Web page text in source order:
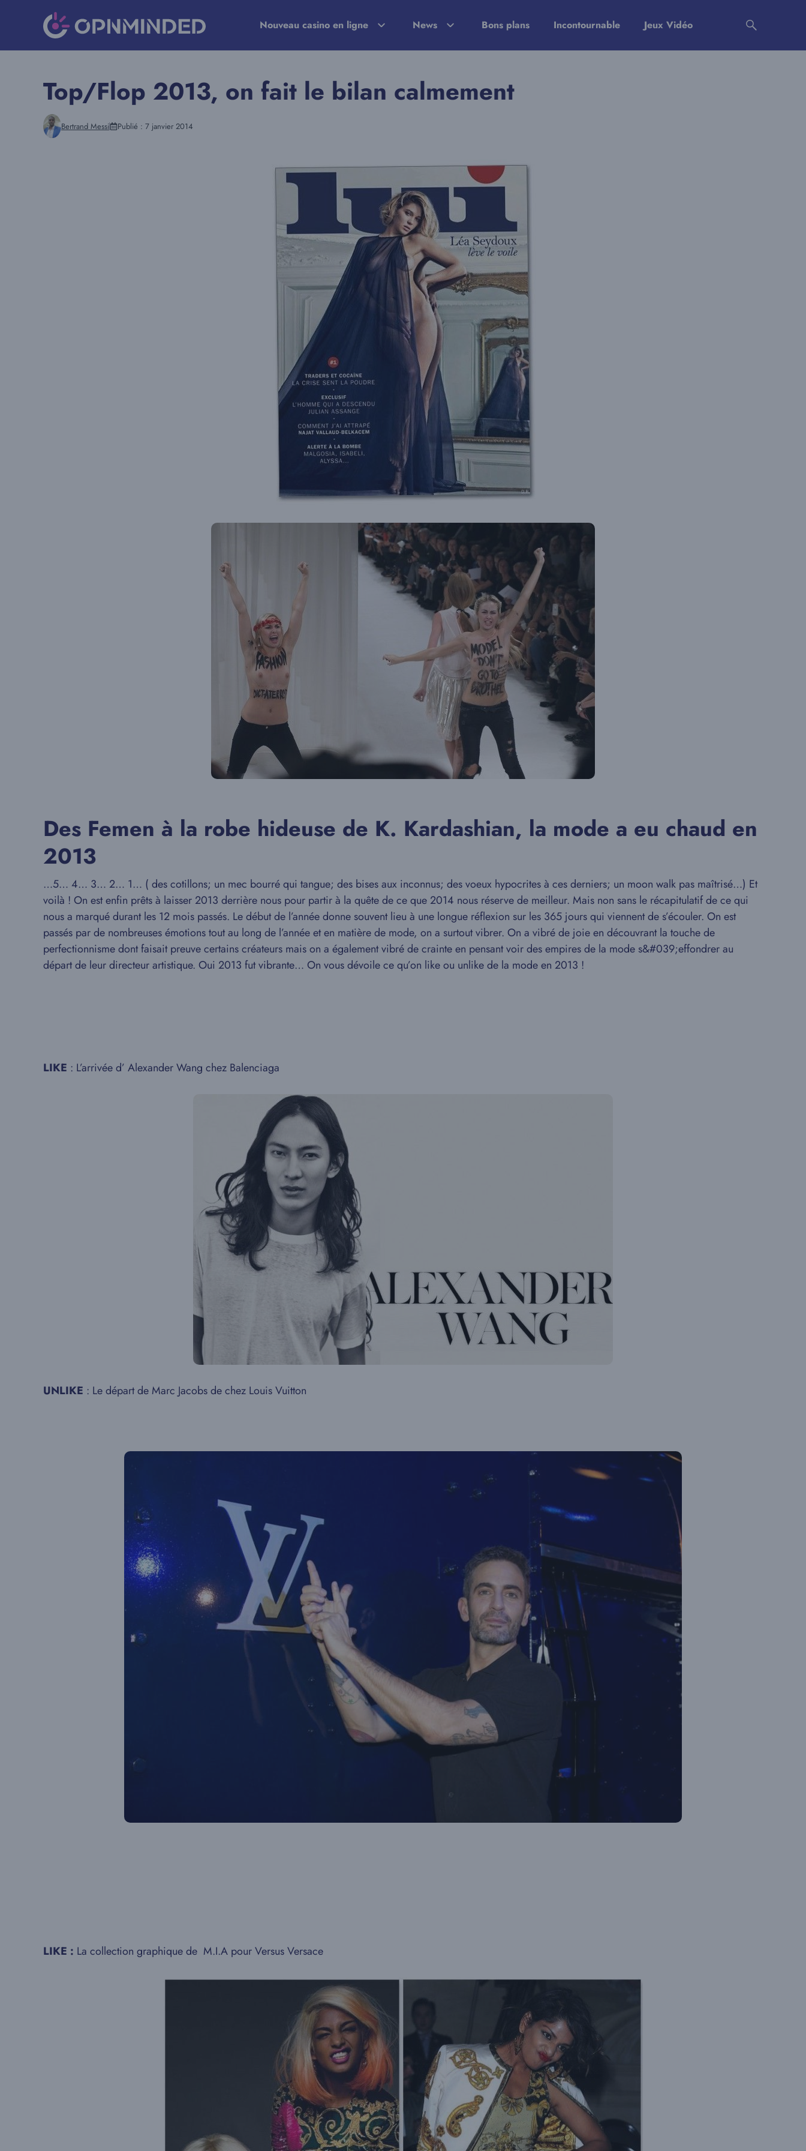
Nouveau casino en ligne News Bons plans Incontournable Jeux Vidéo
Top/Flop 2013, on fait le bilan calmement
Bertrand Messi Publié : 7 janvier 2014
Des Femen à la robe hideuse de K. Kardashian, la mode a eu chaud en
2013
…5… 4… 3… 2… 1… ( des cotillons; un mec bourré qui tangue; des bises aux inconnus; des voeux hypocrites à ces derniers; un moon walk pas maîtrisé…) Et
voilà ! On est enfin prêts à laisser 2013 derrière nous pour partir à la quête de ce que 2014 nous réserve de meilleur. Mais non sans le récapitulatif de ce qui
nous a marqué durant les 12 mois passés. Le début de l’année donne souvent lieu à une longue réflexion sur les 365 jours qui viennent de s’écouler. On est
passés par de nombreuses émotions tout au long de l’année et en matière de mode, on a surtout vibrer. On a vibré de joie en découvrant la touche de
perfectionnisme dont faisait preuve certains créateurs mais on a également vibré de crainte en pensant voir des empires de la mode s&#039;effondrer au
départ de leur directeur artistique. Oui 2013 fut vibrante… On vous dévoile ce qu’on like ou unlike de la mode en 2013 !
LIKE : L’arrivée d’ Alexander Wang chez Balenciaga
UNLIKE : Le départ de Marc Jacobs de chez Louis Vuitton
LIKE : La collection graphique de M.I.A pour Versus Versace